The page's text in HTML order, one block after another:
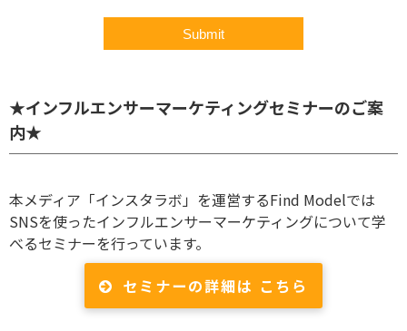
★インフルエンサーマーケティングセミナーのご案
内★
本メディア「インスタラボ」を運営するFind Modelでは
SNSを使ったインフルエンサーマーケティングについて学
べるセミナーを行っています。
セミナーの詳細は こちら